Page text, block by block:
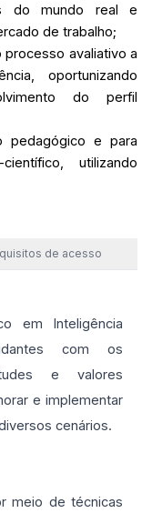
do mundo real e
de trabalho;
avaliativo a
oportunizando
do perfil
pedagógico e para
utilizando
de acesso
em Inteligência
com os
e valores
e implementar
cenários.
meio de técnicas